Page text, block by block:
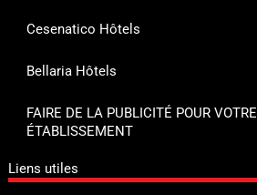
Cesenatico Hôtels
Bellaria Hôtels
FAIRE DE LA PUBLICITÉ POUR VOTRE
ÉTABLISSEMENT
Liens utiles